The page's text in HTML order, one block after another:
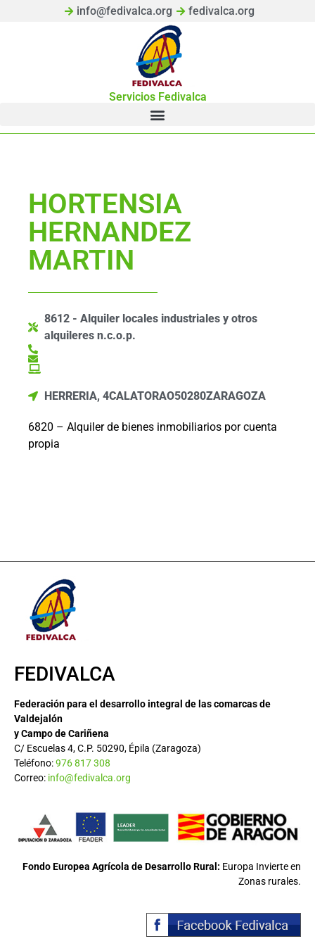
info@fedivalca.org fedivalca.org
Servicios Fedivalca
HORTENSIA
HERNANDEZ
MARTIN
8612 - Alquiler locales industriales y otros
alquileres n.c.o.p.
HERRERIA, 4CALATORAO50280ZARAGOZA
6820 – Alquiler de bienes inmobiliarios por cuenta
propia
FEDIVALCA
Federación para el desarrollo integral de las comarcas de
Valdejalón
y Campo de Cariñena
C/ Escuelas 4, C.P. 50290, Épila (Zaragoza)
Teléfono:976 817 308
Correo: info@fedivalca.org
Fondo Europea Agrícola de Desarrollo Rural: Europa Invierte en
Zonas rurales.